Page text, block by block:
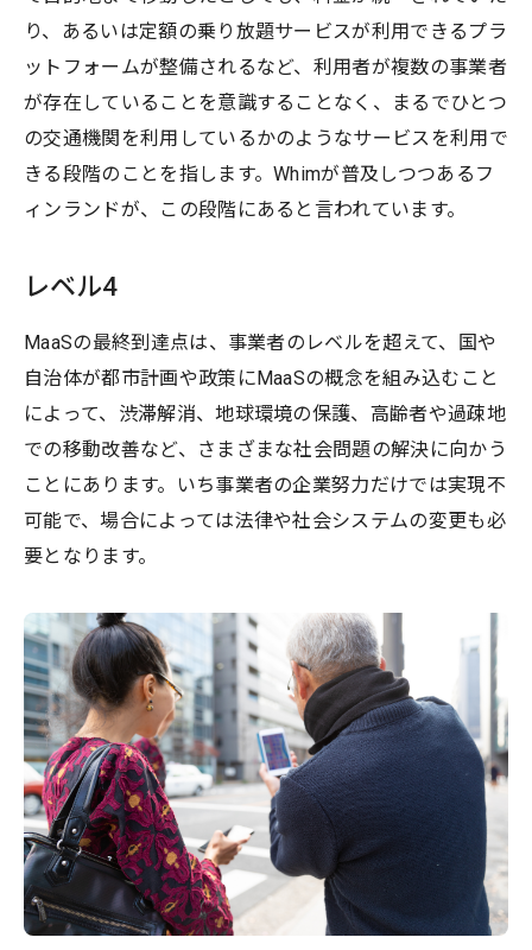
り、あるいは定額の乗り放題サービスが利用できるプラ
ットフォームが整備されるなど、利用者が複数の事業者
が存在していることを意識することなく、まるでひとつ
の交通機関を利用しているかのようなサービスを利用で
きる段階のことを指します。Whimが普及しつつあるフ
ィンランドが、この段階にあると言われています。
レベル4
MaaSの最終到達点は、事業者のレベルを超えて、国や
自治体が都市計画や政策にMaaSの概念を組み込むこと
によって、渋滞解消、地球環境の保護、高齢者や過疎地
での移動改善など、さまざまな社会問題の解決に向かう
ことにあります。いち事業者の企業努力だけでは実現不
可能で、場合によっては法律や社会システムの変更も必
要となります。